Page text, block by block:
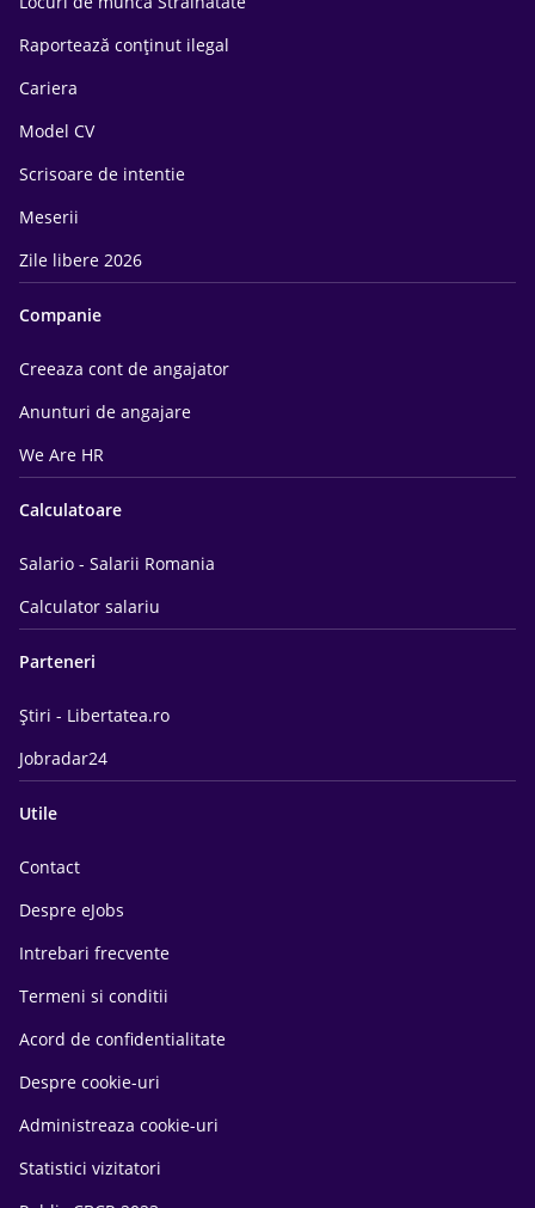
Raportează conținut ilegal
Cariera
Model CV
Scrisoare de intentie
Meserii
Zile libere 2026
Companie
Creeaza cont de angajator
Anunturi de angajare
We Are HR
Calculatoare
Salario - Salarii Romania
Calculator salariu
Parteneri
Știri - Libertatea.ro
Jobradar24
Utile
Contact
Despre eJobs
Intrebari frecvente
Termeni si conditii
Acord de confidentialitate
Despre cookie-uri
Administreaza cookie-uri
Statistici vizitatori